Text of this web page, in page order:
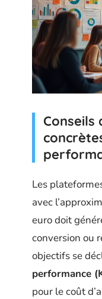
Conseils
Les
avec
euro doit
conversion ou
objectifs se
performance
pour le coût